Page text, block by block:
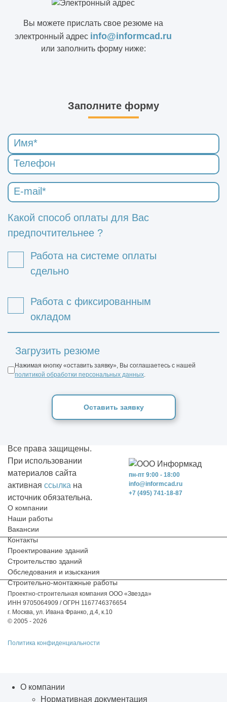
Вы можете прислать свое резюме на
электронный адрес info@informcad.ru
или заполнить форму ниже:
Заполните форму
Какой способ оплаты для Вас
предпочтительнее ?
Работа на системе оплаты
сдельно
Работа с фиксированным
окладом
Загрузить резюме
Нажимая кнопку «оставить заявку», Вы соглашаетесь с нашей
политикой обработки персональных данных
Оставить заявку
пн-пт 9:00 - 18:00
+7 (495) 741-18-87
info@informcad.ru
О компании
Наши работы
Вакансии
Контакты
Проектирование зданий
Строительство зданий
Обследования и изыскания
Строительно-монтажные работы
Проектно-строительная компания ООО «Звезда»
ИНН 9705064909 / ОГРН 1167746376654
г. Москва, ул. Ивана Франко, д.4, к.10
© 2005 - 2026
Политика конфиденциальности
Все права защищены.
При использовании
материалов сайта
активная ссылка на
источник обязательна.
О компании
Нормативная документация